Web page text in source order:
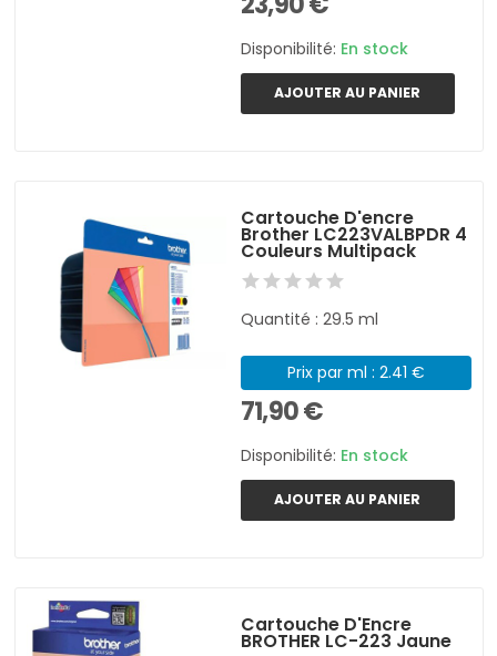
Disponibilité: En stock
AJOUTER AU PANIER
Cartouche D'encre
Brother LC223VALBPDR 4
Couleurs Multipack
Quantité : 29.5 ml
Prix par ml : 2.41 €
71,90 €
Disponibilité: En stock
AJOUTER AU PANIER
Cartouche D'Encre
BROTHER LC-223 Jaune